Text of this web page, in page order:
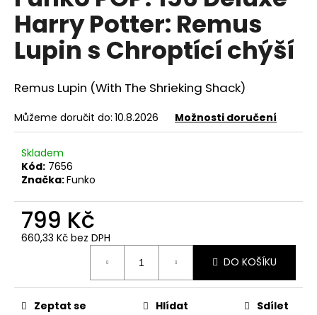
0,0
5
hvězdiček.
Harry Potter: Remus
Lupin s Chroptící chýší
Remus Lupin (With The Shrieking Shack)
Můžeme doručit do: 10.8.2026 Možnosti doručení
Skladem
Kód: 7656
Značka:Funko
799 Kč
660,33 Kč bez DPH
DO KOŠÍKU
Zeptat se Hlídat Sdílet
a
j
í
?
o
r
u